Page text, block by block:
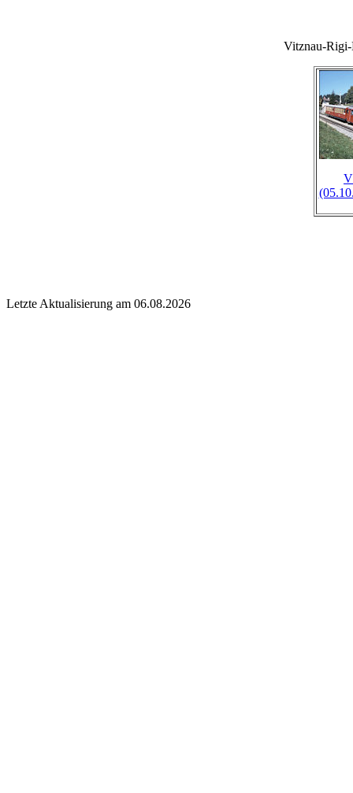
Vitznau-
Letzte Aktualisierung am 06.08.2026